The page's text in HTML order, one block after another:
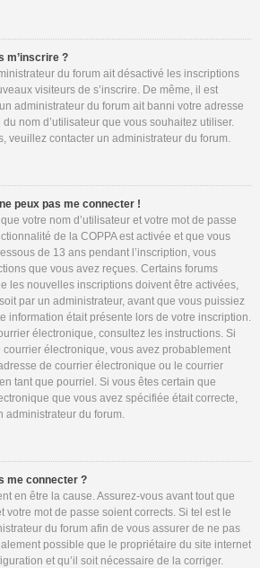
m’inscrire ?
du forum ait désactivé les inscriptions
visiteurs de s’inscrire. De même, il est
administrateur du forum ait banni votre adresse
du nom d’utilisateur que vous souhaitez utiliser.
veuillez contacter un administrateur du forum.
peux pas me connecter !
votre nom d’utilisateur et votre mot de passe
de la COPPA est activée et que vous
de 13 ans pendant l’inscription, vous
que vous avez reçues. Certains forums
les nouvelles inscriptions doivent être activées,
par un administrateur, avant que vous puissiez
information était présente lors de votre inscription.
électronique, consultez les instructions. Si
électronique, vous avez probablement
de courrier électronique ou le courrier
tant que pourriel. Si vous êtes certain que
que vous avez spécifiée était correcte,
administrateur du forum.
me connecter ?
en être la cause. Assurez-vous avant tout que
votre mot de passe soient corrects. Si tel est le
du forum afin de vous assurer de ne pas
possible que le propriétaire du site internet
et qu’il soit nécessaire de la corriger.